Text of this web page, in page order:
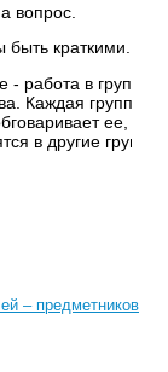
вопрос.
краткими.
работа в группах
Каждая группа
ее, а
в другие группы
– предметников